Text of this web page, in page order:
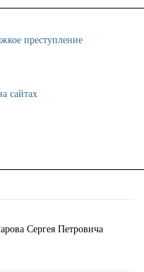
преступление
сайтах
Сергея Петровича